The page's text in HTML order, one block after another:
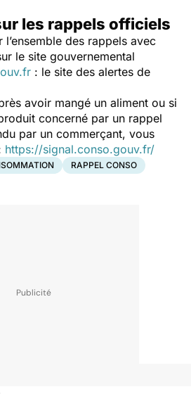
les rappels officiels
des rappels avec
le site gouvernemental
: le site des alertes de
avoir mangé un aliment ou si
concerné par un rappel
par un commerçant, vous
https://signal.conso.gouv.fr/
RAPPEL CONSO